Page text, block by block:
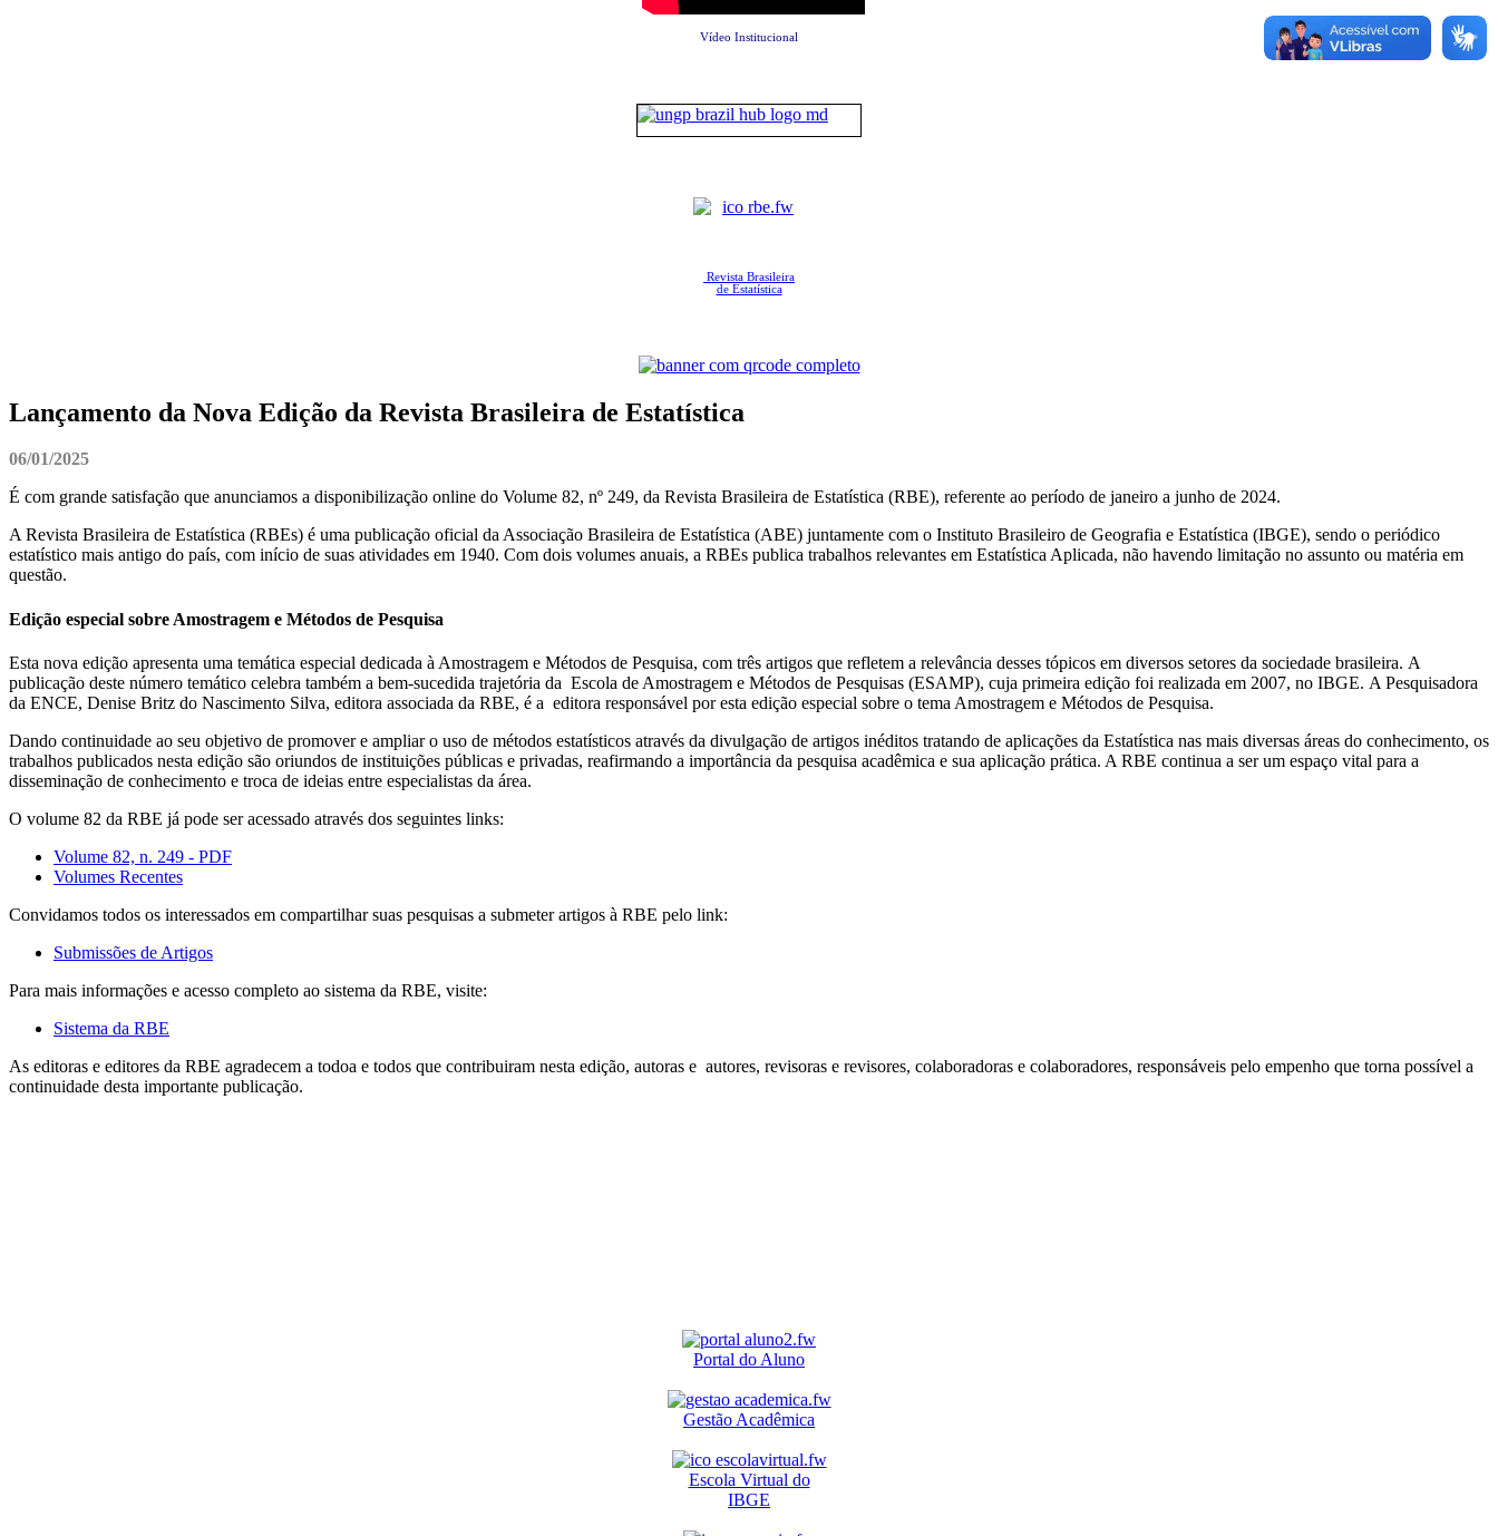
Vídeo Institucional
Revista Brasileira
de Estatística
Lançamento da Nova Edição da Revista Brasileira de Estatística
06/01/2025
É com grande satisfação que anunciamos a disponibilização online do Volume 82, nº 249, da Revista Brasileira de Estatística (RBE), referente ao período de janeiro a junho de 2024.
A Revista Brasileira de Estatística (RBEs) é uma publicação oficial da Associação Brasileira de Estatística (ABE) juntamente com o Instituto Brasileiro de Geografia e Estatística (IBGE), sendo o periódico
estatístico mais antigo do país, com início de suas atividades em 1940. Com dois volumes anuais, a RBEs publica trabalhos relevantes em Estatística Aplicada, não havendo limitação no assunto ou matéria em
questão.
Edição especial sobre Amostragem e Métodos de Pesquisa
Esta nova edição apresenta uma temática especial dedicada à Amostragem e Métodos de Pesquisa, com três artigos que refletem a relevância desses tópicos em diversos setores da sociedade brasileira. A
publicação deste número temático celebra também a bem-sucedida trajetória da Escola de Amostragem e Métodos de Pesquisas (ESAMP), cuja primeira edição foi realizada em 2007, no IBGE. A Pesquisadora
da ENCE, Denise Britz do Nascimento Silva, editora associada da RBE, é a editora responsável por esta edição especial sobre o tema Amostragem e Métodos de Pesquisa.
Dando continuidade ao seu objetivo de promover e ampliar o uso de métodos estatísticos através da divulgação de artigos inéditos tratando de aplicações da Estatística nas mais diversas áreas do conhecimento, os
trabalhos publicados nesta edição são oriundos de instituições públicas e privadas, reafirmando a importância da pesquisa acadêmica e sua aplicação prática. A RBE continua a ser um espaço vital para a
disseminação de conhecimento e troca de ideias entre especialistas da área.
O volume 82 da RBE já pode ser acessado através dos seguintes links:
Volume 82, n. 249 - PDF
Volumes Recentes
Convidamos todos os interessados em compartilhar suas pesquisas a submeter artigos à RBE pelo link:
Submissões de Artigos
Para mais informações e acesso completo ao sistema da RBE, visite:
Sistema da RBE
As editoras e editores da RBE agradecem a todoa e todos que contribuiram nesta edição, autoras e autores, revisoras e revisores, colaboradoras e colaboradores, responsáveis pelo empenho que torna possível a
continuidade desta importante publicação.
Portal do Aluno
Gestão Acadêmica
Escola Virtual do
IBGE